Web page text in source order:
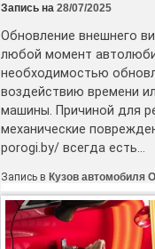
Запись на 28/07/2025
Обновление внешнего
любой момент
необходимостью
воздействию времени
машины. Причиной для
механические
porogi.by/ всегда есть…
Запись в Кузов автомобиля